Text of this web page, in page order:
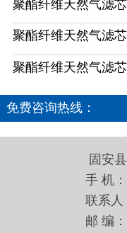
聚酯纤维天然气滤
聚酯纤维天然气滤
聚酯纤维天然气滤
免费咨询热线：
18732688276
固安
手 机
联系人
邮 编